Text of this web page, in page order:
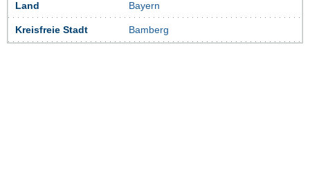
Land Bayern
Kreisfreie Stadt Bamberg